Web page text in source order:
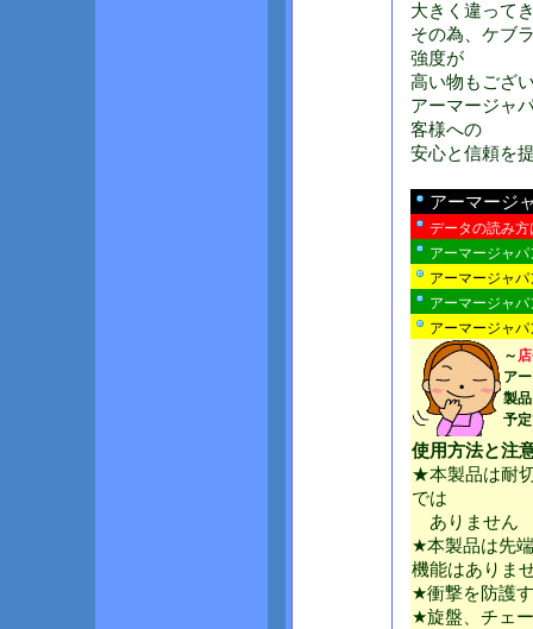
大きく違って
その為、ケブ
強度が
高い物もござ
アーマージャ
客様への
安心と信頼を
アーマージ
データの読み
アーマージャ
アーマージャ
アーマージャ
アーマージャ
～
ア
製
予
使用方法と注
★本製品は耐
では
ありません
★本製品は先
機能はありま
★衝撃を防護
★旋盤、チェ